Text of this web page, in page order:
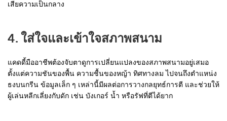
เสียความเป็นกลาง
4. ใส่ใจและเข้าใจสภาพสนาม
แคดดี้มืออาชีพต้องจับตาดูการเปลี่ยนแปลงของสภาพสนามอยู่เสมอ
ตั้งแต่ความชันของพื้น ความชื้นของหญ้า ทิศทางลม ไปจนถึงตำแหน่ง
ธงบนกรีน ข้อมูลเล็ก ๆ เหล่านี้มีผลต่อการวางกลยุทธ์การตี และช่วยให้
ผู้เล่นหลีกเลี่ยงกับดัก เช่น บังเกอร์ น้ำ หรือรัฟที่ตีได้ยาก